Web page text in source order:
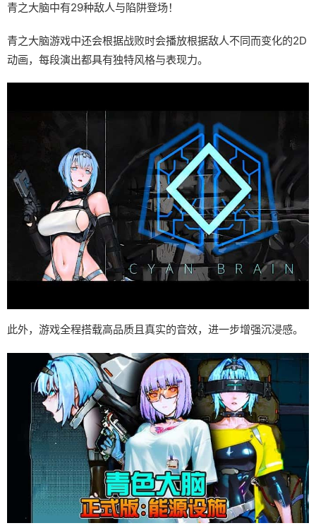
青之大脑中有29种敌人与陷阱登场！
青之大脑游戏中还会根据战败时会播放根据敌人不同而变化的2D
动画，每段演出都具有独特风格与表现力。
此外，游戏全程搭载高品质且真实的音效，进一步增强沉浸感。